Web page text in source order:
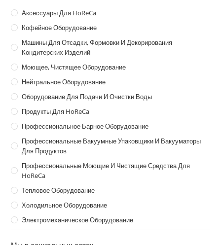
Аксессуары Для HoReCa
Кофейное Оборудование
Машины Для Отсадки, Формовки И Декорирования
Кондитерских Изделий
Моющее, Чистящее Оборудование
Нейтральное Оборудование
Оборудование Для Подачи И Очистки Воды
Продукты Для HoReCa
Профессиональное Барное Оборудование
Профессиональные Вакуумные Упаковщики И Вакууматоры
Для Продуктов
Профессиональные Моющие И Чистящие Средства Для
HoReCa
Тепловое Оборудование
Холодильное Оборудование
Электромеханическое Оборудование